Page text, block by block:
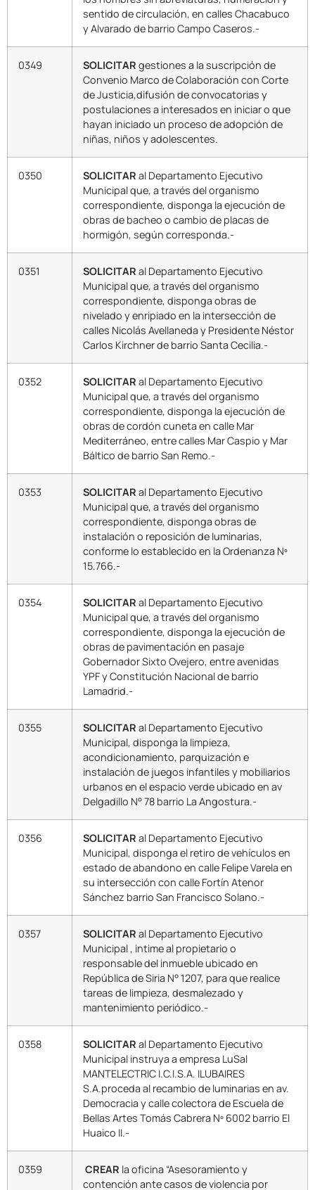
sentido de circulación, en calles Chacabuco
y Alvarado de barrio Campo Caseros.-
0349 SOLICITAR gestiones a la suscripción de
Convenio Marco de Colaboración con Corte
de Justicia,difusión de convocatorias y
postulaciones a interesados en iniciar o que
hayan iniciado un proceso de adopción de
niñas, niños y adolescentes.
0350 SOLICITAR al Departamento Ejecutivo
Municipal que, a través del organismo
correspondiente, disponga la ejecución de
obras de bacheo o cambio de placas de
hormigón, según corresponda.-
0351 SOLICITAR al Departamento Ejecutivo
Municipal que, a través del organismo
correspondiente, disponga obras de
nivelado y enripiado en la intersección de
calles Nicolás Avellaneda y Presidente Néstor
Carlos Kirchner de barrio Santa Cecilia.-
0352 SOLICITAR al Departamento Ejecutivo
Municipal que, a través del organismo
correspondiente, disponga la ejecución de
obras de cordón cuneta en calle Mar
Mediterráneo, entre calles Mar Caspio y Mar
Báltico de barrio San Remo.-
0353 SOLICITAR al Departamento Ejecutivo
Municipal que, a través del organismo
correspondiente, disponga obras de
instalación o reposición de luminarias,
conforme lo establecido en la Ordenanza Nº
15.766.-
0354 SOLICITAR al Departamento Ejecutivo
Municipal que, a través del organismo
correspondiente, disponga la ejecución de
obras de pavimentación en pasaje
Gobernador Sixto Ovejero, entre avenidas
YPF y Constitución Nacional de barrio
Lamadrid.-
0355 SOLICITAR al Departamento Ejecutivo
Municipal, disponga la limpieza,
acondicionamiento, parquización e
instalación de juegos infantiles y mobiliarios
urbanos en el espacio verde ubicado en av
Delgadillo N° 78 barrio La Angostura.-
0356 SOLICITAR al Departamento Ejecutivo
Municipal, disponga el retiro de vehículos en
estado de abandono en calle Felipe Varela en
su intersección con calle Fortín Atenor
Sánchez barrio San Francisco Solano.-
0357 SOLICITAR al Departamento Ejecutivo
Municipal , intime al propietario o
responsable del inmueble ubicado en
República de Siria N° 1207, para que realice
tareas de limpieza, desmalezado y
mantenimiento periódico.-
0358 SOLICITAR al Departamento Ejecutivo
Municipal instruya a empresa LuSal
MANTELECTRIC I.C.I.S.A. ILUBAIRES
S.A.proceda al recambio de luminarias en av.
Democracia y calle colectora de Escuela de
Bellas Artes Tomás Cabrera Nº 6002 barrio El
Huaico II.-
0359 CREAR la oficina “Asesoramiento y
contención ante casos de violencia por